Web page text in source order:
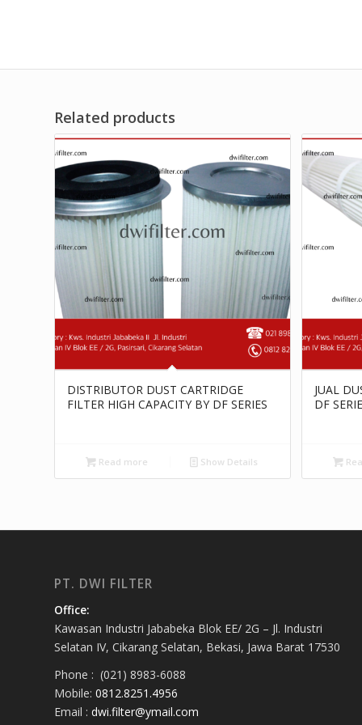
Related products
DISTRIBUTOR DUST CARTRIDGE
FILTER HIGH CAPACITY BY DF SERIES
Read more Show Details
JUAL
DF
PT. DWI FILTER
Office:
Kawasan Industri Jababeka Blok EE/ 2G – Jl. Industri
Selatan IV, Cikarang Selatan, Bekasi, Jawa Barat 17530
Phone : (021) 8983-6088
Mobile: 0812.8251.4956
Email : dwi.filter@ymail.com